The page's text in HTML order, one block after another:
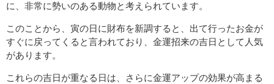
に、非常に勢いのある動物と考えられています。
このことから、寅の日に財布を新調すると、出て行ったお金が
すぐに戻ってくると言われており、金運招来の吉日として人気
があります。
これらの吉日が重なる日は、さらに金運アップの効果が高まる